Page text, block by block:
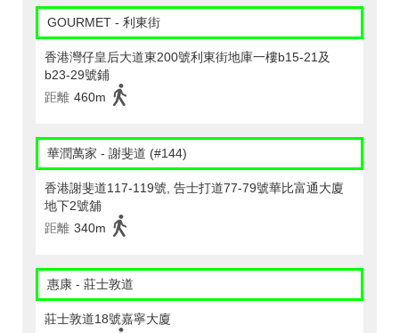
GOURMET - 利東街
香港灣仔皇后大道東200號利東街地庫一樓b15-21及
b23-29號鋪
距離 460m
華潤萬家 - 謝斐道 (#144)
香港謝斐道117-119號, 告士打道77-79號華比富通大廈
地下2號舖
距離 340m
惠康 - 莊士敦道
莊士敦道18號嘉寧大廈